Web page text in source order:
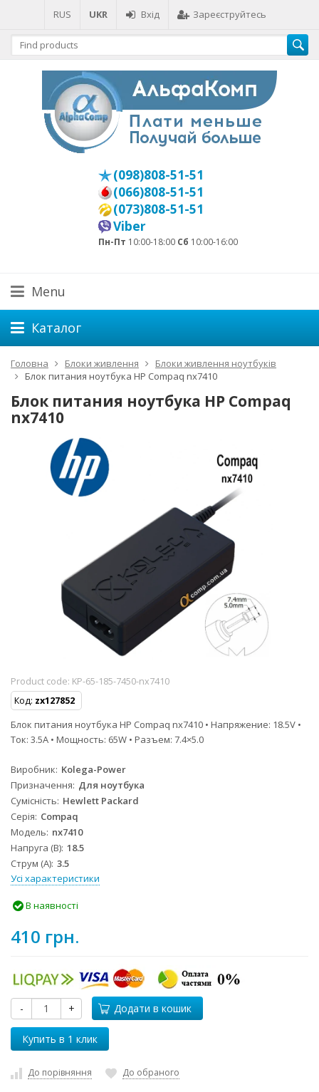
RUS UKR Вхід Зареєструйтесь
(098)808-51-51
(066)808-51-51
(073)808-51-51
Viber
Пн-Пт 10:00-18:00 Сб 10:00-16:00
Menu
Каталог
Головна Блоки живлення
Блоки живлення ноутбуків
Блок питания ноутбука HP Compaq nx7410
Блок питания ноутбука HP Compaq
nx7410
Product code: KP-65-185-7450-nx7410
Код: zx127852
Блок питания ноутбука HP Compaq nx7410 • Напряжение: 18.5V •
Ток: 3.5A • Мощность: 65W • Разъем: 7.4×5.0
Виробник Kolega-Power
Призначення Для ноутбука
Сумісність Hewlett Packard
Серія Compaq
Модель nx7410
Напруга (В) 18.5
Струм (А) 3.5
Усі характеристики
В наявності
410 грн.
- + Додати в кошик
До порівняння До обраного